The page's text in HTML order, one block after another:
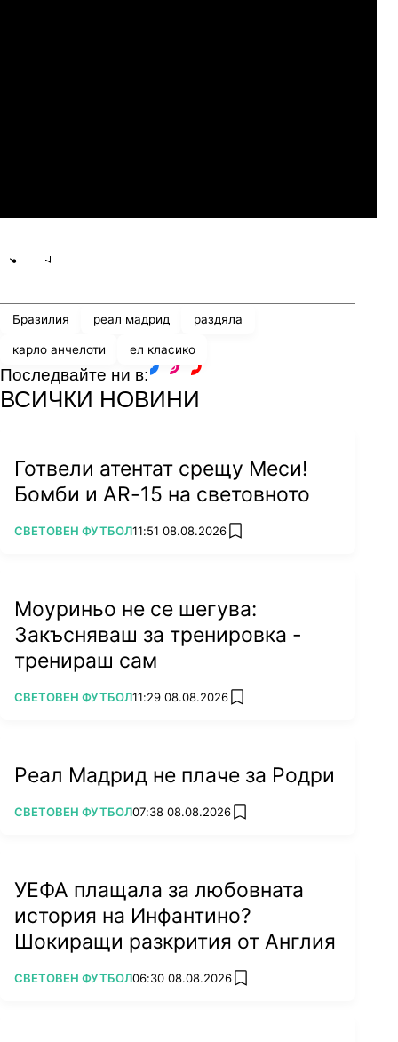
Бразилия реал мадрид раздяла
карло анчелоти ел класико
Последвайте ни в:
ВСИЧКИ НОВИНИ
Готвели атентат срещу Меси!
Бомби и AR-15 на световното
ПОВЕЧЕ ОТ
СВЕТОВЕН ФУТБОЛ11:51 08.08.2026 add favorites
Моуриньо не се шегува:
Закъсняваш за тренировка -
тренираш сам
ПОВЕЧЕ ОТ
СВЕТОВЕН ФУТБОЛ11:29 08.08.2026 add favorites
Реал Мадрид не плаче за Родри
ПОВЕЧЕ ОТ
СВЕТОВЕН ФУТБОЛ07:38 08.08.2026 add favorites
УЕФА плащала за любовната
история на Инфантино?
Шокиращи разкрития от Англия
ПОВЕЧЕ ОТ
СВЕТОВЕН ФУТБОЛ06:30 08.08.2026 add favorites